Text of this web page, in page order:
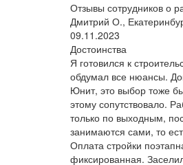
Отзывы сотрудников о
Дмитрий О.,
09.11.2023
Достоинства
Я готовился к
обдумал все нюансы.
Юнит, это выбор тоже
этому сопутствовало.
только по выходным,
занимаются сами, то
Оплата стройки
фиксированная.